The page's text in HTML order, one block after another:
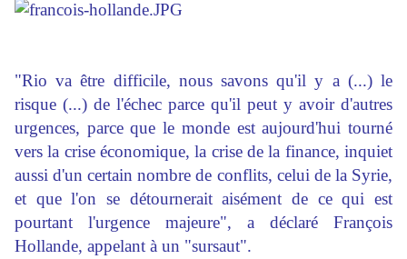
"Rio va être difficile, nous savons qu'il y a (...) le
risque (...) de l'échec parce qu'il peut y avoir d'autres
urgences, parce que le monde est aujourd'hui tourné
vers la crise économique, la crise de la finance, inquiet
aussi d'un certain nombre de conflits, celui de la Syrie,
et que l'on se détournerait aisément de ce qui est
pourtant l'urgence majeure", a déclaré François
Hollande, appelant à un "sursaut".